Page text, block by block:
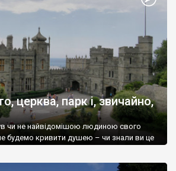
церква, парк і, звичайно,
чи не найвідомішою людиною свого
будемо кривити душею – чи знали ви це